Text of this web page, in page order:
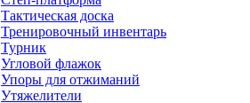
Тактическая доска
Тренировочный инвентарь
Турник
Угловой флажок
Упоры для отжиманий
Утяжелители